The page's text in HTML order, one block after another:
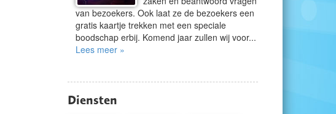
van bezoekers. Ook laat ze de bezoekers een
gratis kaartje trekken met een speciale
boodschap erbij. Komend jaar zullen wij voor...
Lees meer »
Diensten